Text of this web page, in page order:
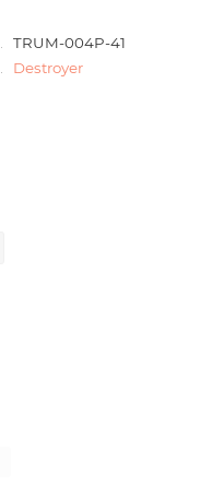
TRUM-004P-41
Destroyer